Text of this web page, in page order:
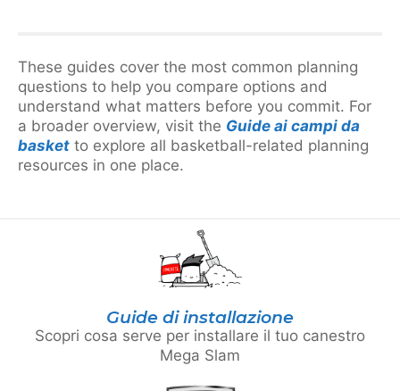
These guides cover the most common planning
questions to help you compare options and
understand what matters before you commit. For
a broader overview, visit the Guide ai campi da
basket to explore all basketball-related planning
resources in one place.
Guide di installazione
Scopri cosa serve per installare il tuo canestro
Mega Slam